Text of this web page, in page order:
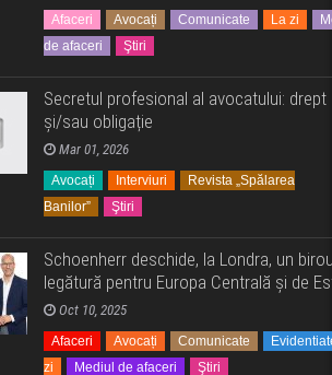
Afaceri Avocați Comunicate La zi
de afaceri
Ştiri
Secretul profesional al avocatului: drept
și/sau obligație
Mar 01, 2026
Avocați Interviuri
Revista „Spălarea
Banilor”
Ştiri
Schoenherr deschide, la Londra, un
legătură pentru Europa Centrală și de
Oct 10, 2025
Afaceri Avocați Comunicate
zi
Mediul de afaceri Ştiri